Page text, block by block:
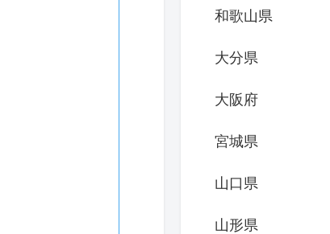
和歌山県
大分県
大阪府
宮城県
山口県
山形県